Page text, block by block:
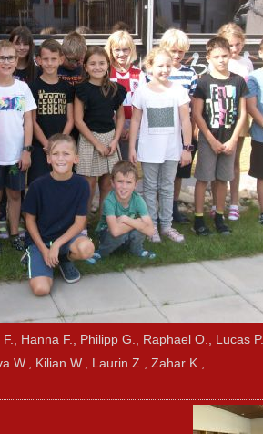
Hanna F., Philipp G., Raphael O., Lucas P.,
W., Kilian W., Laurin Z., Zahar K.,